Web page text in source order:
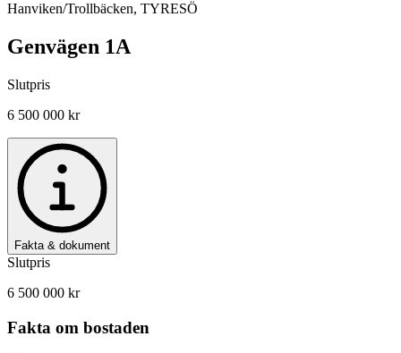
Hanviken/Trollbäcken, TYRESÖ
Genvägen 1A
Slutpris
6 500 000 kr
Fakta & dokument
Slutpris
6 500 000 kr
Fakta om bostaden